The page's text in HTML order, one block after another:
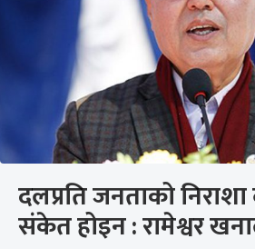
दलप्रति जनताको निराशा
संकेत होइन : रामेश्वर